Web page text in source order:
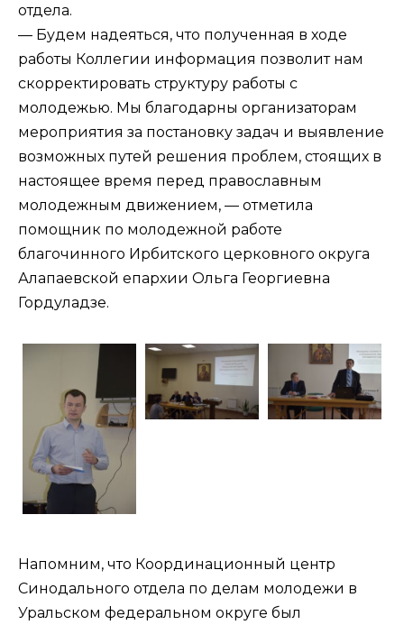
отдела.
— Будем надеяться, что полученная в ходе
работы Коллегии информация позволит нам
скорректировать структуру работы с
молодежью. Мы благодарны организаторам
мероприятия за постановку задач и выявление
возможных путей решения проблем, стоящих в
настоящее время перед православным
молодежным движением, — отметила
помощник по молодежной работе
благочинного Ирбитского церковного округа
Алапаевской епархии Ольга Георгиевна
Гордуладзе.
Напомним, что Координационный центр
Синодального отдела по делам молодежи в
Уральском федеральном округе был